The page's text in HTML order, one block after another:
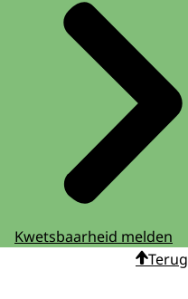
Kwetsbaarheid melden